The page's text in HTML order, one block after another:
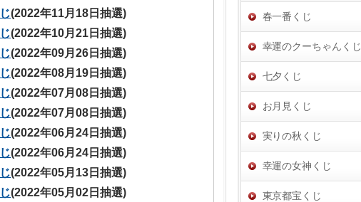
(2022年11月18日抽選)
(2022年10月21日抽選)
(2022年09月26日抽選)
(2022年08月19日抽選)
(2022年07月08日抽選)
(2022年07月08日抽選)
(2022年06月24日抽選)
(2022年06月24日抽選)
(2022年05月13日抽選)
(2022年05月02日抽選)
春一番くじ
幸運のクーちゃんくじ
七夕くじ
お月見くじ
実りの秋くじ
幸運の女神くじ
東京都宝くじ